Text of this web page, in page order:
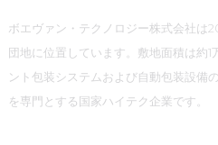
ボエヴァン・テクノロジー株式会社は
団地に位置しています。敷地面積は約
ント包装システムおよび自動包装設備
を専門とする国家ハイテク企業です。